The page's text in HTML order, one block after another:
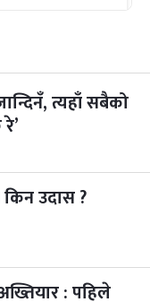
२ महिना बाँकी
३ महिना बाँकी
त्यहाँ सबैको
किन उदास ?
: पहिले